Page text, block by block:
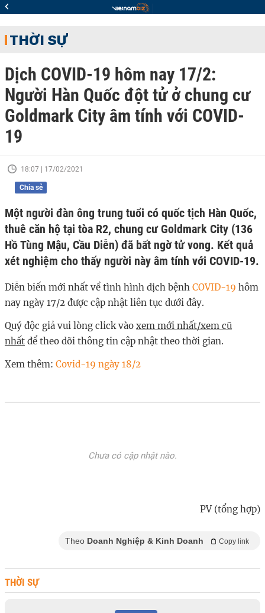
THỜI SỰ
Dịch COVID-19 hôm nay 17/2:
Người Hàn Quốc đột tử ở chung cư
Goldmark City âm tính với COVID-
19
18:07 | 17/02/2021
Chia sẻ
Một người đàn ông trung tuổi có quốc tịch Hàn Quốc,
thuê căn hộ tại tòa R2, chung cư Goldmark City (136
Hồ Tùng Mậu, Cầu Diễn) đã bất ngờ tử vong. Kết quả
xét nghiệm cho thấy người này âm tính với COVID-19.
Diễn biến mới nhất về tình hình dịch bệnh COVID-19 hôm
nay ngày 17/2 được cập nhật liên tục dưới đây.
Quý độc giả vui lòng click vào xem mới nhất/xem cũ
nhất để theo dõi thông tin cập nhật theo thời gian.
Xem thêm: Covid-19 ngày 18/2
Chưa có cập nhật nào.
PV (tổng hợp)
Theo Doanh Nghiệp & Kinh Doanh Copy link
THỜI SỰ